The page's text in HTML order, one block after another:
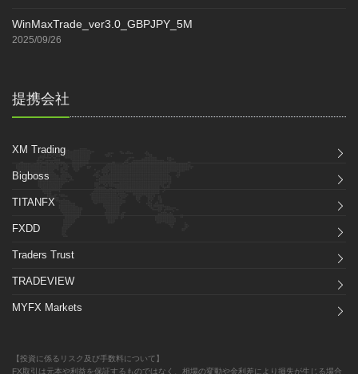
WinMaxTrade_ver3.0_GBPJPY_5M
2025/09/26
提携会社
XM Trading
Bigboss
TITANFX
FXDD
Traders Trust
TRADEVIEW
MYFX Markets
【投資に係るリスク及び手数料について】
FX取引は元本や利益を保証するものではなく、相場の変動や金利差により損失が生じる場合